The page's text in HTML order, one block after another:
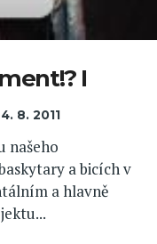
I
8. 2011
našeho
a bicích v
a hlavně